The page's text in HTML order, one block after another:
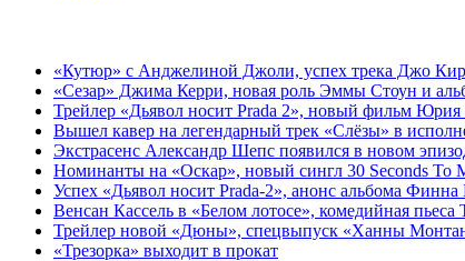
«Кутюр» с Анджелиной Джоли, успех трека Джо
«Сезар» Джима Керри, новая роль Эммы Стоун и
Трейлер «Дьявол носит Prada 2», новый фильм
Вышел кавер на легендарный трек «Слёзы» в
Экстрасенс Александр Шепс появился в новом
Номинанты на «Оскар», новый сингл 30 Seconds To
Успех «Дьявол носит Prada-2», анонс альбома
Венсан Кассель в «Белом лотосе», комедийная
Трейлер новой «Дюны», спецвыпуск «Ханны
«Трезорка» выходит в прокат